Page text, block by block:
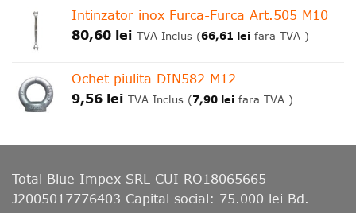
Intinzator inox Furca-Furca Art.505 M10
80,60 lei TVA Inclus (66,61 lei fara TVA )
Ochet piulita DIN582 M12
9,56 lei TVA Inclus (7,90 lei fara TVA )
Total Blue Impex SRL CUI RO18065665
J2005017776403 Capital social: 75.000 lei Bd.